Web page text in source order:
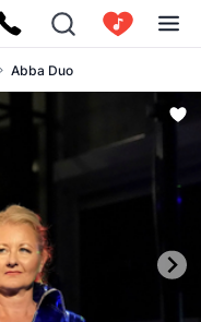
Abba Duo